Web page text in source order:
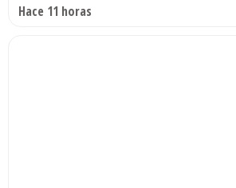
Hace 11 horas